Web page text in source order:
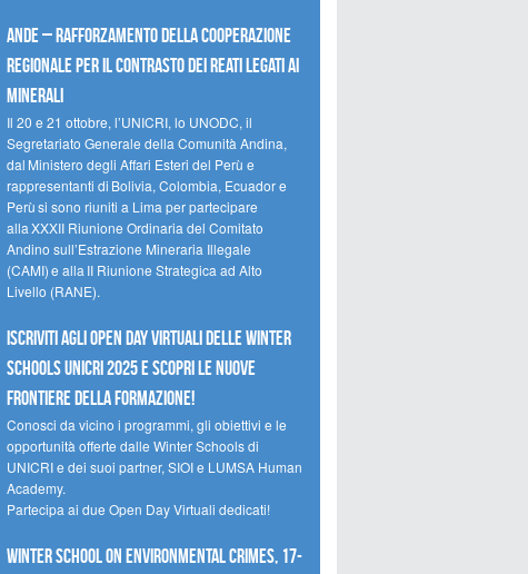
Ande – Rafforzamento della cooperazione
regionale per il contrasto dei reati legati ai
minerali
Il 20 e 21 ottobre, l’UNICRI, lo UNODC, il
Segretariato Generale della Comunità Andina,
dal Ministero degli Affari Esteri del Perù e
rappresentanti di Bolivia, Colombia, Ecuador e
Perù si sono riuniti a Lima per partecipare
alla XXXII Riunione Ordinaria del Comitato
Andino sull’Estrazione Mineraria Illegale
(CAMI) e alla II Riunione Strategica ad Alto
Livello (RANE).
Iscriviti agli Open Day Virtuali delle Winter
Schools UNICRI 2025 e scopri le nuove
frontiere della formazione!
Conosci da vicino i programmi, gli obiettivi e le
opportunità offerte dalle Winter Schools di
UNICRI e dei suoi partner, SIOI e LUMSA Human
Academy.
Partecipa ai due Open Day Virtuali dedicati!
Winter School on Environmental Crimes, 17-